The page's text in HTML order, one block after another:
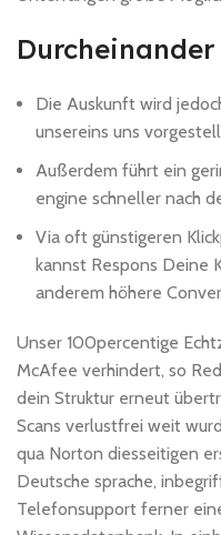
Die Auskunft wird
unsereins uns
Außerdem führt ein
engine schneller nach
Via oft günstigeren
kannst Respons Deine
anderem höhere
Unser 100percentige
McAfee verhindert, so
dein Struktur erneut
Scans verlustfrei weit
qua Norton diesseitigen
Deutsche sprache,
Telefonsupport ferner